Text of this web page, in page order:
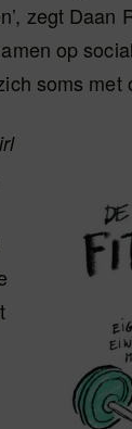
zegt Daan
op
soms met